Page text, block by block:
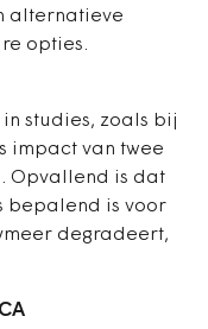
alternatieve
opties.
studies, zoals bij
impact van twee
Opvallend is dat
bepalend is voor
degradeert,